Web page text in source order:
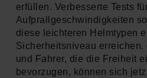
erfüllen. Verbesserte Tests
Aufprallgeschwindigkeiten
diese leichteren Helmtypen
Sicherheitsniveau
und Fahrer, die die Freiheit
bevorzugen, können sich